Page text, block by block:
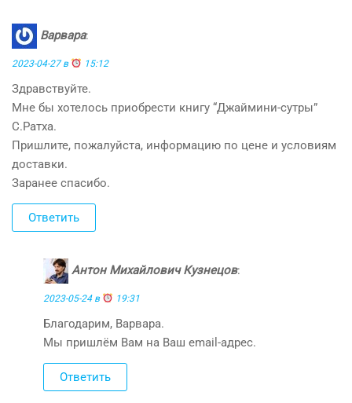
Варвара:
2023-04-27 в 15:12
Здравствуйте.
Мне бы хотелось приобрести книгу “Джаймини-сутры”
С.Ратха.
Пришлите, пожалуйста, информацию по цене и условиям
доставки.
Заранее спасибо.
Ответить
Антон Михайлович Кузнецов:
2023-05-24 в 19:31
Благодарим, Варвара.
Мы пришлём Вам на Ваш email-адрес.
Ответить